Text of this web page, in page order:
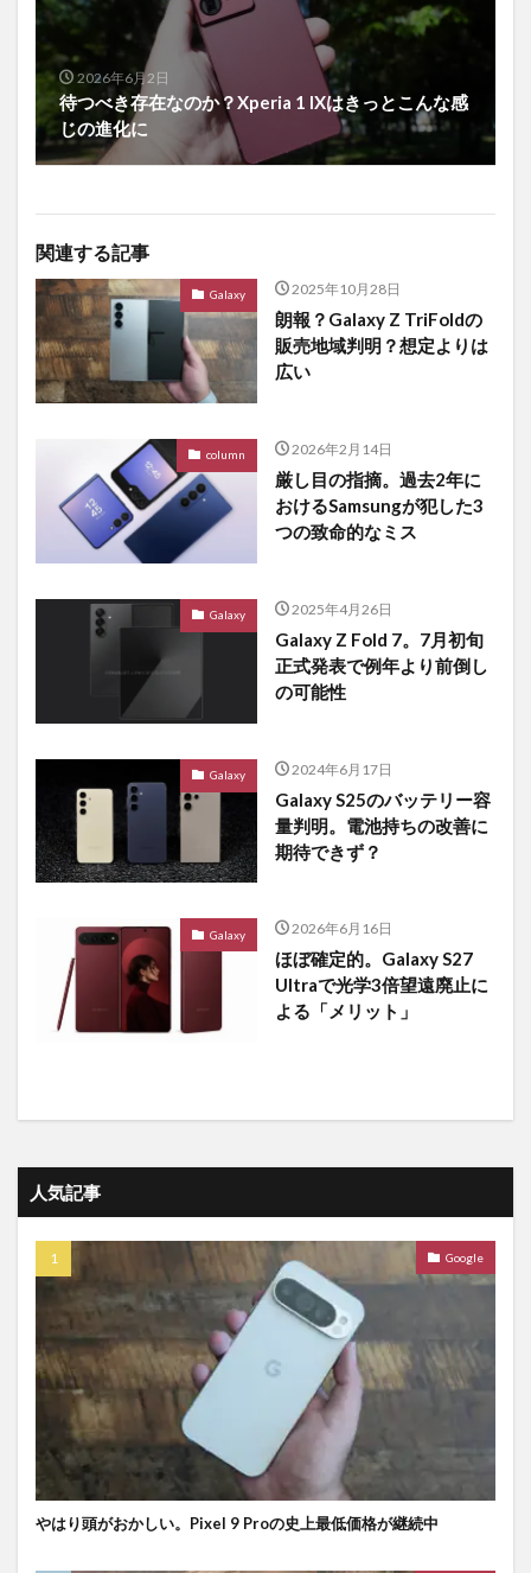
2026年6月2日
待つべき存在なのか？Xperia 1 IXはきっとこんな感
じの進化に
関連する記事
Galaxy 2025年10月28日
朗報？Galaxy Z TriFoldの
販売地域判明？想定よりは
広い
column 2026年2月14日
厳し目の指摘。過去2年に
おけるSamsungが犯した3
つの致命的なミス
Galaxy 2025年4月26日
Galaxy Z Fold 7。7月初旬
正式発表で例年より前倒し
の可能性
Galaxy 2024年6月17日
Galaxy S25のバッテリー容
量判明。電池持ちの改善に
期待できず？
Galaxy 2026年6月16日
ほぼ確定的。Galaxy S27
Ultraで光学3倍望遠廃止に
よる「メリット」
人気記事
Google
やはり頭がおかしい。Pixel 9 Proの史上最低価格が継続中